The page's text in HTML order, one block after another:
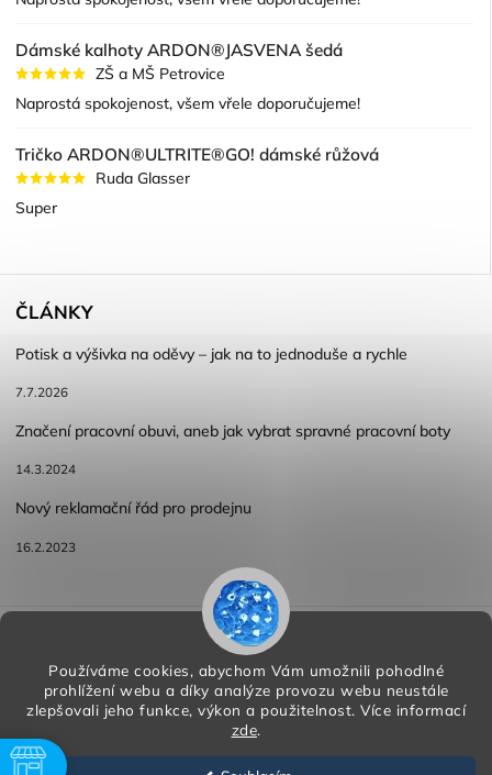
Používáme cookies, abychom Vám umožnili pohodlné
prohlížení webu a díky analýze provozu webu neustále
zlepšovali jeho funkce, výkon a použitelnost. Více informací
zde.
Dámské kalhoty ARDON®JASVENA šedá
ZŠ a MŠ Petrovice
Naprostá spokojenost, všem vřele doporučujeme!
Tričko ARDON®ULTRITE®GO! dámské růžová
Ruda Glasser
Super
ČLÁNKY
Potisk a výšivka na oděvy – jak na to jednoduše a rychle
7.7.2026
Značení pracovní obuvi, aneb jak vybrat spravné pracovní boty
14.3.2024
Nový reklamační řád pro prodejnu
16.2.2023
Reklamace a vracení zboží
Podmínky ochrany osobních údajů
Copyright 2026 HORA PP s.r.o.
Shoptet | Design